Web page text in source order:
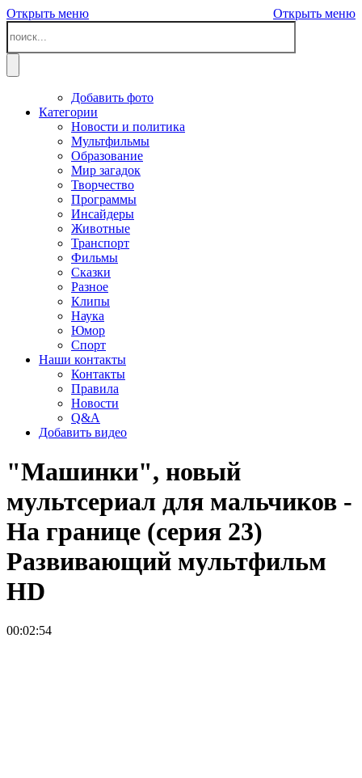
Открыть меню Открыть меню
Добавить фото
Категории
Новости и политика
Мультфильмы
Образование
Мир загадок
Творчество
Программы
Инсайдеры
Животные
Транспорт
Фильмы
Сказки
Разное
Клипы
Наука
Юмор
Спорт
Наши контакты
Контакты
Правила
Новости
Q&A
Добавить видео
"Машинки", новый
мультсериал для мальчиков -
На границе (серия 23)
Развивающий мультфильм
HD
00:02:54